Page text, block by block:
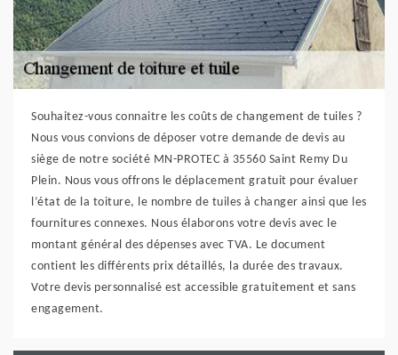
Souhaitez-vous connaitre les coûts de changement de tuiles ?
Nous vous convions de déposer votre demande de devis au
siège de notre société MN-PROTEC à 35560 Saint Remy Du
Plein. Nous vous offrons le déplacement gratuit pour évaluer
l’état de la toiture, le nombre de tuiles à changer ainsi que les
fournitures connexes. Nous élaborons votre devis avec le
montant général des dépenses avec TVA. Le document
contient les différents prix détaillés, la durée des travaux.
Votre devis personnalisé est accessible gratuitement et sans
engagement.